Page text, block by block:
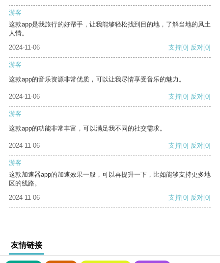
游客
这款app是我旅行的好帮手，让我能够轻松找到目的地，了解当地的风土
人情。
2024-11-06
支持[0] 反对[0]
游客
这款app的音乐资源非常优质，可以让我尽情享受音乐的魅力。
2024-11-06 支持[0] 反对[0]
游客
这款app的功能非常丰富，可以满足我不同的社交需求。
2024-11-06 支持[0] 反对[0]
游客
这款加速器app的加速效果一般，可以再提升一下，比如能够支持更多地
区的线路。
2024-11-06
支持[0] 反对[0]
友情链接